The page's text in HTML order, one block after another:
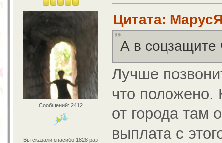
Сообщений: 2412
Вы сказали спасибо 1828 раз
Цитата:
А в соцзащите
Лучше
что положено.
от города там
выплата с